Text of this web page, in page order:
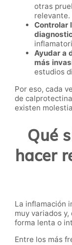
otras
relevante.
Controlar
Ayudar a
más
estudios
Por eso, cada
de
existen
Qué
hacer
La inflamación
muy variados
forma lenta o
Entre los más